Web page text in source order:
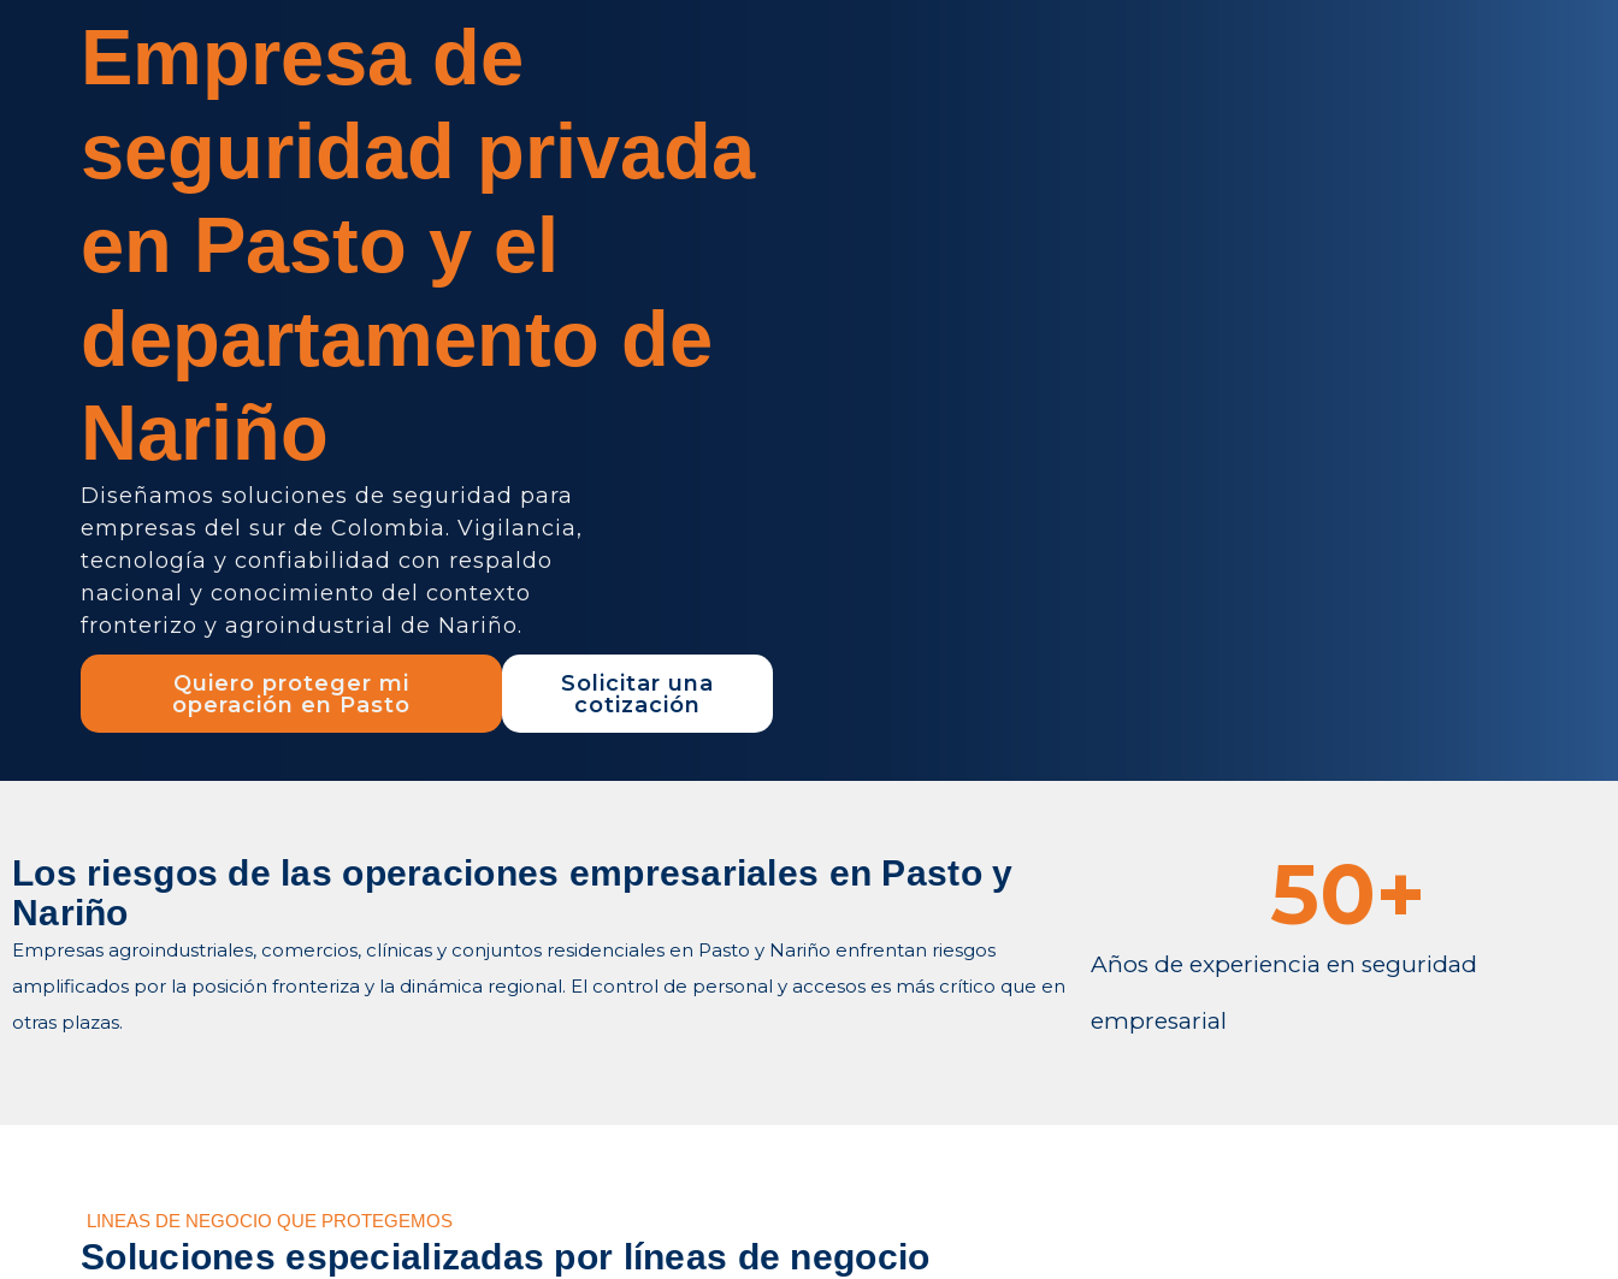
Empresa de
seguridad privada
en Pasto y el
departamento de
Nariño
Diseñamos soluciones de seguridad para
empresas del sur de Colombia. Vigilancia,
tecnología y confiabilidad con respaldo
nacional y conocimiento del contexto
fronterizo y agroindustrial de Nariño.
Quiero proteger mi
operación en Pasto
Solicitar una
cotización
Los riesgos de las operaciones empresariales en Pasto y
Nariño
Empresas agroindustriales, comercios, clínicas y conjuntos residenciales en Pasto y Nariño enfrentan riesgos
amplificados por la posición fronteriza y la dinámica regional. El control de personal y accesos es más crítico que en
otras plazas.
Años de experiencia en seguridad
empresarial
50+
LINEAS DE NEGOCIO QUE PROTEGEMOS
Soluciones especializadas por líneas de negocio